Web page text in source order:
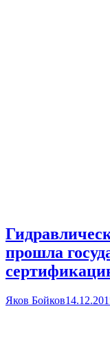
прошла
Яков Бойков